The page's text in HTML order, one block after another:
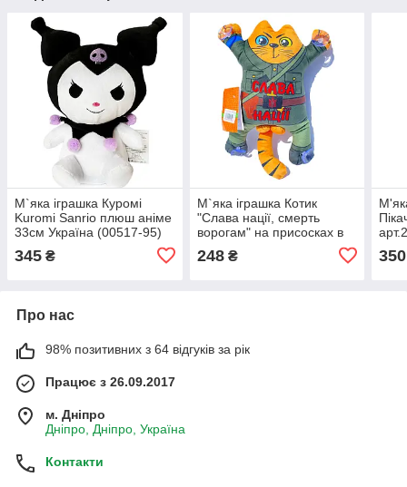
М`яка іграшка Куромі
Kuromi Sanrio плюш аніме
33см Україна (00517-95)
345 ₴
М`яка іграшка Котик
"Слава нації, смерть
ворогам" на присосках в
(00284-149)
248₴ 350
Про нас
98% позитивних з 64 відгуків за рік
Працює з 26.09.2017
м. Дніпро
Дніпро, Дніпро, Україна
Контакти